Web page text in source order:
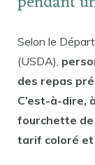
Selon le
(USDA),
des repas
C’est-à-dire,
fourchette
tarif coloré et